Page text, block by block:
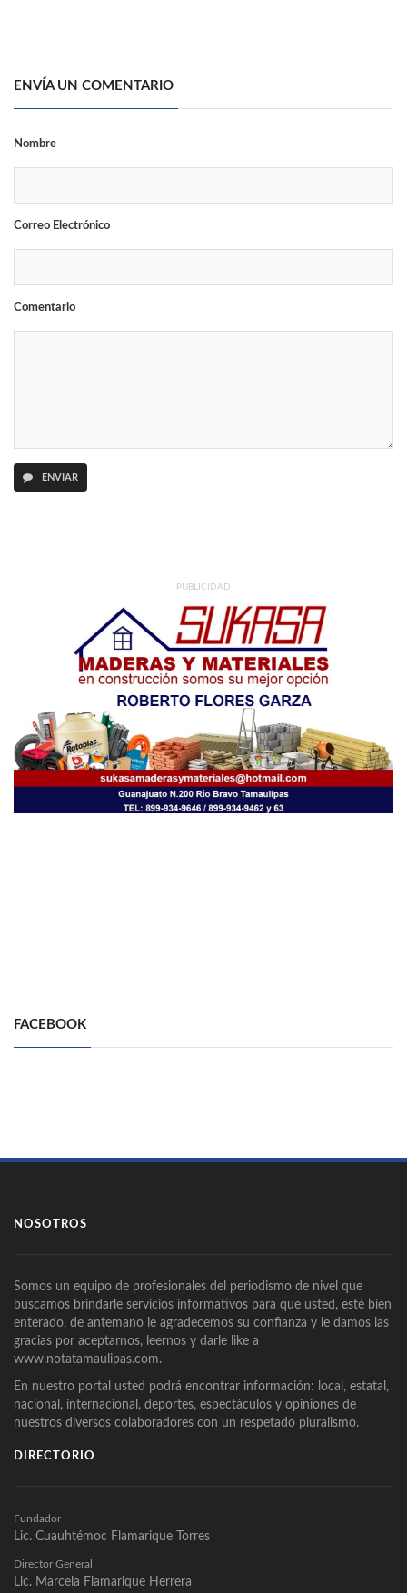
ENVÍA UN COMENTARIO
Nombre
Correo Electrónico
Comentario
ENVIAR
PUBLICIDAD
FACEBOOK
NOSOTROS
Somos un equipo de profesionales del periodismo de nivel que
buscamos brindarle servicios informativos para que usted, esté bien
enterado, de antemano le agradecemos su confianza y le damos las
gracias por aceptarnos, leernos y darle like a
www.notatamaulipas.com.
En nuestro portal usted podrá encontrar información: local, estatal,
nacional, internacional, deportes, espectáculos y opiniones de
nuestros diversos colaboradores con un respetado pluralismo.
DIRECTORIO
Fundador
Lic. Cuauhtémoc Flamarique Torres
Director General
Lic. Marcela Flamarique Herrera